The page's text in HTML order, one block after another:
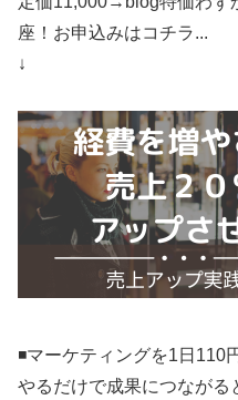
座！お申込みはコチラ...
↓
◾️マーケティングを1日110
やるだけで成果につながる